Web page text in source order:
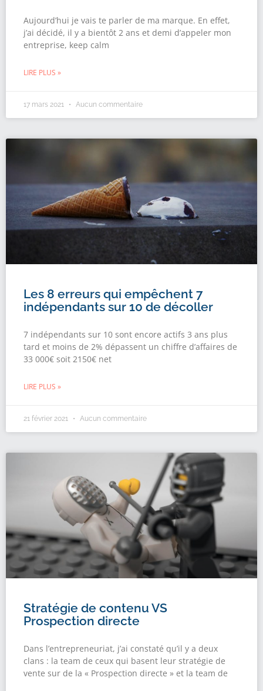
Aujourd’hui je vais te parler de ma marque. En effet,
j’ai décidé, il y a bientôt 2 ans et demi d’appeler mon
entreprise, keep calm
LIRE PLUS »
17 mars 2021 Aucun commentaire
Les 8 erreurs qui empêchent 7
indépendants sur 10 de décoller
7 indépendants sur 10 sont encore actifs 3 ans plus
tard et moins de 2% dépassent un chiffre d’affaires de
33 000€ soit 2150€ net
LIRE PLUS »
21 février 2021 Aucun commentaire
Stratégie de contenu VS
Prospection directe
Dans l’entrepreneuriat, j’ai constaté qu’il y a deux
clans : la team de ceux qui basent leur stratégie de
vente sur de la « Prospection directe » et la team de